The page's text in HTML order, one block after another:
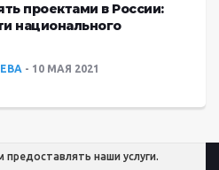
проектами в России:
национального
10 МАЯ 2021
наши услуги.